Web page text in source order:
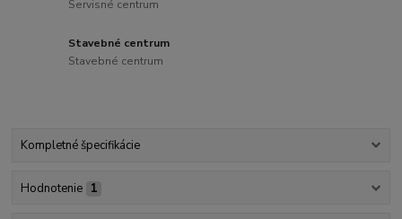
Servisné centrum
Stavebné centrum
Stavebné centrum
Kompletné špecifikácie
Hodnotenie 1